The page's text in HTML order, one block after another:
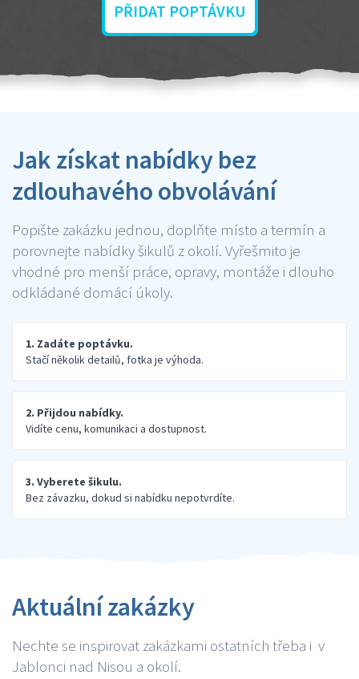
PŘIDAT POPTÁVKU
Jak získat nabídky bez
zdlouhavého obvolávání
Popište zakázku jednou, doplňte místo a termín a
porovnejte nabídky šikulů z okolí. Vyřešmito je
vhodné pro menší práce, opravy, montáže i dlouho
odkládané domácí úkoly.
1. Zadáte poptávku.
Stačí několik detailů, fotka je výhoda.
2. Přijdou nabídky.
Vidíte cenu, komunikaci a dostupnost.
3. Vyberete šikulu.
Bez závazku, dokud si nabídku nepotvrdíte.
Aktuální zakázky
Nechte se inspirovat zakázkami ostatních třeba i v
Jablonci nad Nisou a okolí.